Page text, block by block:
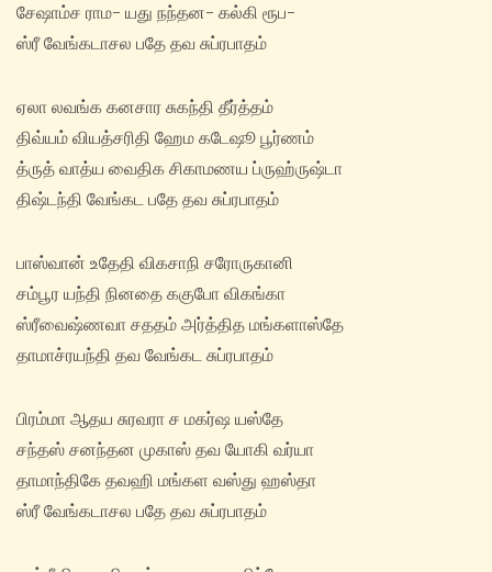
சேஷாம்ச ராம- யது நந்தன- கல்கி ரூப-
ஸ்ரீ வேங்கடாசல பதே தவ சுப்ரபாதம்
ஏலா லவங்க கனசார சுகந்தி தீர்த்தம்
திவ்யம் வியத்சரிதி ஹேம கடேஷூ பூர்ணம்
த்ருத் வாத்ய வைதிக சிகாமணய ப்ருஹ்ருஷ்டா
திஷ்டந்தி வேங்கட பதே தவ சுப்ரபாதம்
பாஸ்வான் உதேதி விகசாநி சரோருகானி
சம்பூர யந்தி நினதை ககுபோ விகங்கா
ஸ்ரீவைஷ்ணவா சததம் அர்த்தித மங்களாஸ்தே
தாமாச்ரயந்தி தவ வேங்கட சுப்ரபாதம்
பிரம்மா ஆதய சுரவரா ச மகர்ஷ யஸ்தே
சந்தஸ் சனந்தன முகாஸ் தவ யோகி வர்யா
தாமாந்திகே தவஹி மங்கள வஸ்து ஹஸ்தா
ஸ்ரீ வேங்கடாசல பதே தவ சுப்ரபாதம்